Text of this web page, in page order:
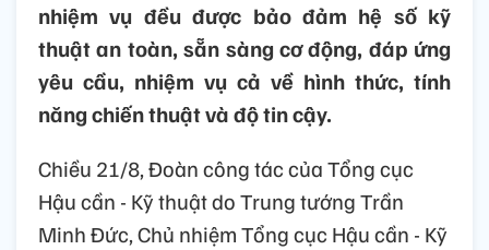
nhiệm vụ đều được bảo đảm hệ số kỹ
thuật an toàn, sẵn sàng cơ động, đáp ứng
yêu cầu, nhiệm vụ cả về hình thức, tính
năng chiến thuật và độ tin cậy.
Chiều 21/8, Đoàn công tác của Tổng cục
Hậu cần - Kỹ thuật do Trung tướng Trần
Minh Đức, Chủ nhiệm Tổng cục Hậu cần - Kỹ